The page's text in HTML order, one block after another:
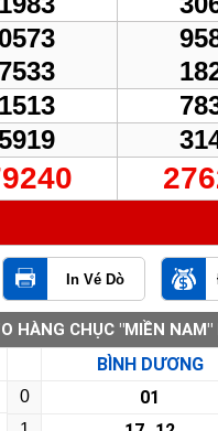
In Vé Dò
HÀNG CHỤC "MIỀN
BÌNH DƯƠNG
0 01